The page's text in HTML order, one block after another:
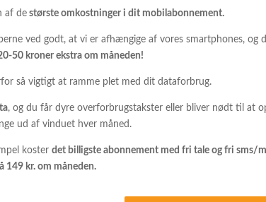
af destørste omkostninger i dit mobilabonnement.
ved godt, at vi er afhængige af vores smartphones, og
50 kroner ekstra om måneden!
så vigtigt at ramme plet med dit dataforbrug.
, og du får dyre overforbrugstakster eller bliver nødt til at
ud af vinduet hver måned.
koster det billigste abonnement med fri tale og fri sms/
149 kr. om måneden.